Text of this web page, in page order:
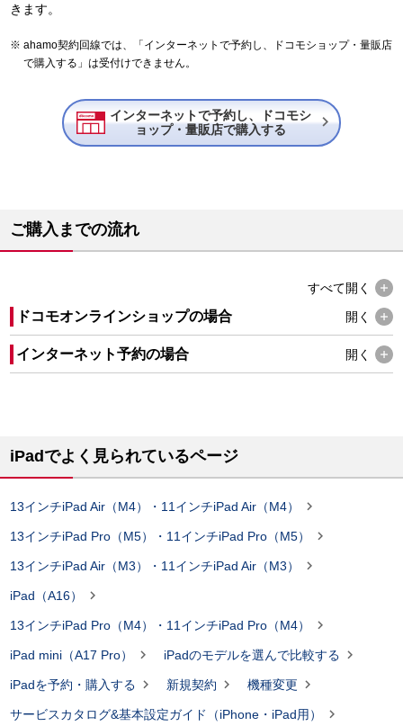
きます。
ahamo契約回線では、「インターネットで予約し、ドコモショップ・量販店
で購入する」は受付けできません。
インターネットで予約し、ドコモシ
ョップ・量販店で購入する

ご購入までの流れ
すべて開く
ドコモオンラインショップの場合 開く
インターネット予約の場合 開く
iPadでよく見られているページ
13インチiPad Air（M4）・11インチiPad Air（M4） 
13インチiPad Pro（M5）・11インチiPad Pro（M5） 
13インチiPad Air（M3）・11インチiPad Air（M3） 
iPad（A16） 
13インチiPad Pro（M4）・11インチiPad Pro（M4） 
iPad mini（A17 Pro）  iPadのモデルを選んで比較する 
iPadを予約・購入する  新規契約  機種変更 
サービスカタログ&基本設定ガイド（iPhone・iPad用） 